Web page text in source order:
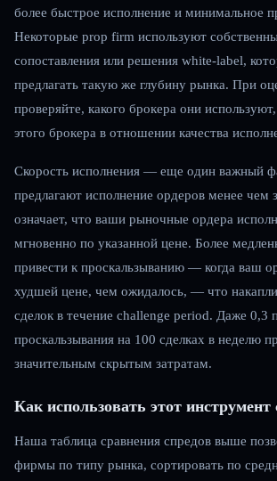
более быстрое исполнение и минимальное
Некоторые prop firm используют
сопоставления или решения white-label,
предлагать такую же глубину рынка. При
проверяйте, какого брокера они
этого брокера в отношении качества
Скорость исполнения — еще один важный
предлагают исполнение ордеров менее чем
означает, что ваши рыночные ордера
мгновенно по указанной цене. Более
привести к проскальзыванию — когда ваш
худшей цене, чем ожидалось, — что
сделок в течение challenge period. Даже 0,3
проскальзывания на 100 сделках в неделю
значительным скрытым затратам.
Как использовать этот инструмент
Наша таблица сравнения спредов выше
фирмы по типу рынка, сортировать по